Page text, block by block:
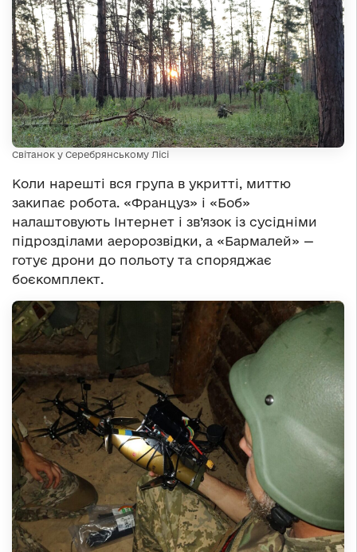
Світанок у Серебрянському Лісі
Коли нарешті вся група в укритті, миттю
закипає робота. «Француз» і «Боб»
налаштовують Інтернет і зв’язок із сусідніми
підрозділами аеророзвідки, а «Бармалей» —
готує дрони до польоту та споряджає
боєкомплект.